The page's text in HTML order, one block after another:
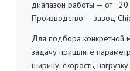
диапазон работы — от −20
Производство — завод
Для подбора
задачу пришлите
ширину, скорость,